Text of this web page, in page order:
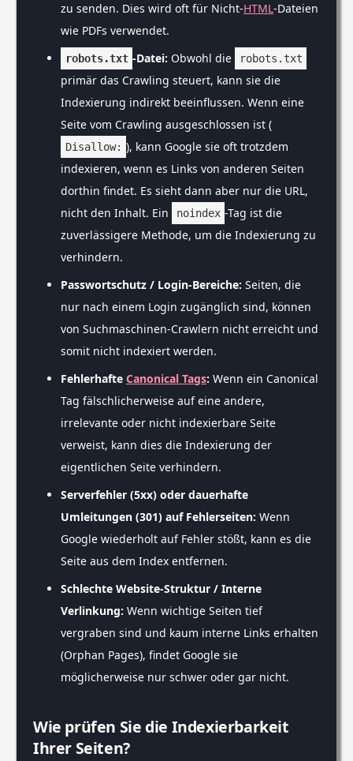
zu senden. Dies wird oft für Nicht-HTML-Dateien
wie PDFs verwendet.
robots.txt -Datei: Obwohl die robots.txt
primär das Crawling steuert, kann sie die
Indexierung indirekt beeinflussen. Wenn eine
Seite vom Crawling ausgeschlossen ist (
Disallow: ), kann Google sie oft trotzdem
indexieren, wenn es Links von anderen Seiten
dorthin findet. Es sieht dann aber nur die URL,
nicht den Inhalt. Ein
noindex -Tag ist die
zuverlässigere Methode, um die Indexierung zu
verhindern.
Passwortschutz / Login-Bereiche: Seiten, die
nur nach einem Login zugänglich sind, können
von Suchmaschinen-Crawlern nicht erreicht und
somit nicht indexiert werden.
Fehlerhafte Canonical Tags: Wenn ein Canonical
Tag fälschlicherweise auf eine andere,
irrelevante oder nicht indexierbare Seite
verweist, kann dies die Indexierung der
eigentlichen Seite verhindern.
Serverfehler (5xx) oder dauerhafte
Umleitungen (301) auf Fehlerseiten: Wenn
Google wiederholt auf Fehler stößt, kann es die
Seite aus dem Index entfernen.
Schlechte Website-Struktur / Interne
Verlinkung: Wenn wichtige Seiten tief
vergraben sind und kaum interne Links erhalten
(Orphan Pages), findet Google sie
möglicherweise nur schwer oder gar nicht.
Wie prüfen Sie die Indexierbarkeit
Ihrer Seiten?